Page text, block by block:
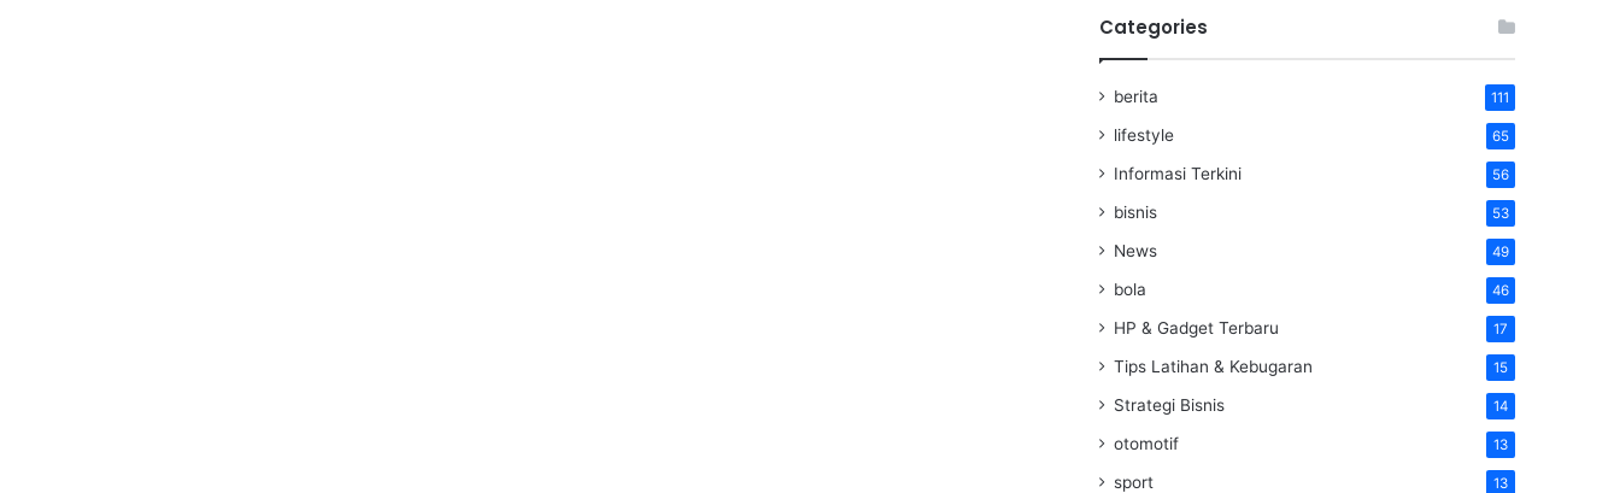
Categories
berita 111
lifestyle 65
Informasi Terkini 56
bisnis 53
News 49
bola 46
HP & Gadget Terbaru 17
Tips Latihan & Kebugaran 15
Strategi Bisnis 14
otomotif 13
sport 13